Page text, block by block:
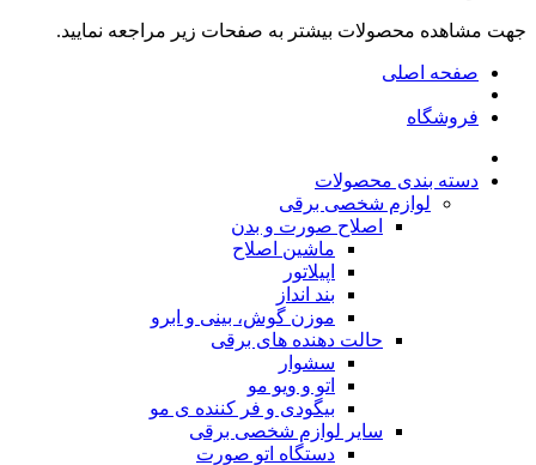
جهت مشاهده محصولات بیشتر به صفحات زیر مراجعه نمایید.
صفحه اصلی
فروشگاه
دسته بندی محصولات
لوازم شخصی برقی
اصلاح صورت و بدن
ماشین اصلاح
اپیلاتور
بند انداز
موزن گوش، بینی و ابرو
حالت دهنده های برقی
سشوار
اتو و ویو مو
بیگودی و فر کننده ی مو
سایر لوازم شخصی برقی
دستگاه اتو صورت